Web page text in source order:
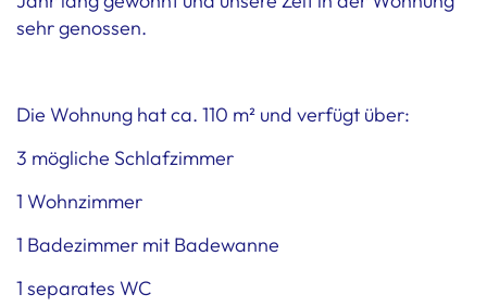
sehr genossen.
Die Wohnung hat ca. 110 m² und verfügt über:
3 mögliche Schlafzimmer
1 Wohnzimmer
1 Badezimmer mit Badewanne
1 separates WC